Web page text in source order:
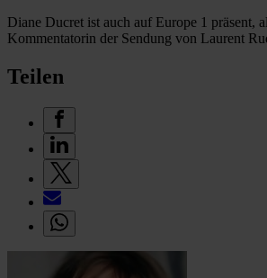
Diane Ducret ist auch auf Europe 1 präsent,
Kommentatorin der Sendung von Laurent
Teilen